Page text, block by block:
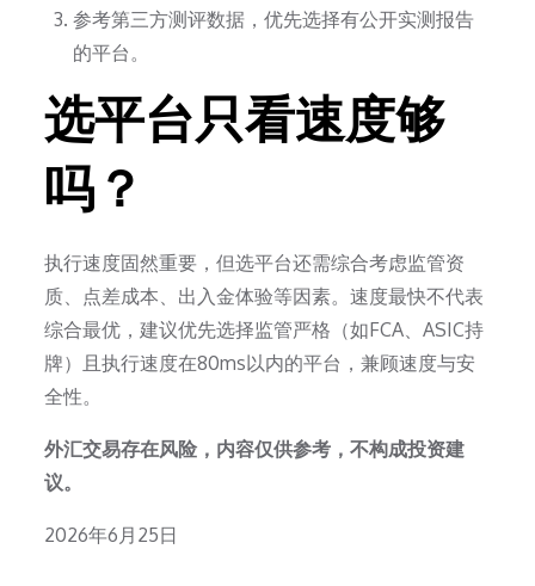
参考第三方测评数据，优先选择有公开实测报告
的平台。
选平台只看速度够
吗？
执行速度固然重要，但选平台还需综合考虑监管资
质、点差成本、出入金体验等因素。速度最快不代表
综合最优，建议优先选择监管严格（如FCA、ASIC持
牌）且执行速度在80ms以内的平台，兼顾速度与安
全性。
外汇交易存在风险，内容仅供参考，不构成投资建
议。
Posted
2026年6月25日